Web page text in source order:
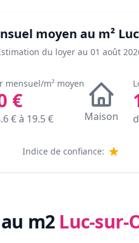
moyen au m²
du loyer au 01 août
mensuel/m² moyen
€
€ à 19.5€ Maison
Indice de confiance:
m2Luc-sur-